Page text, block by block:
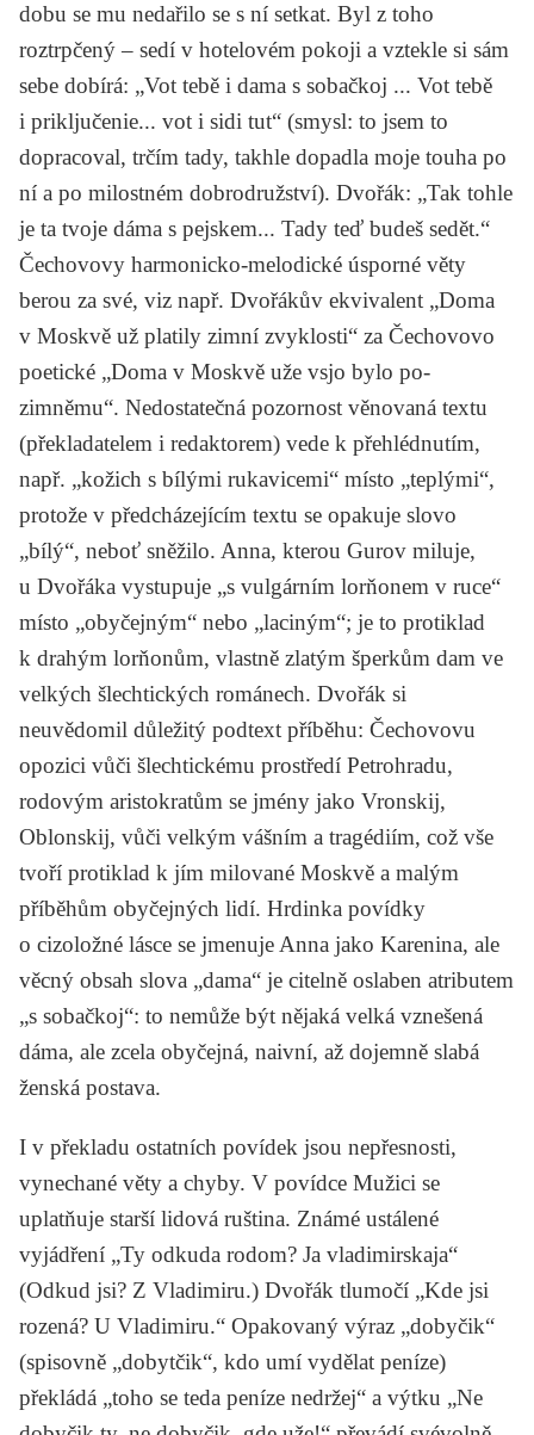
dobu se mu nedařilo se s ní setkat. Byl z toho
roztrpčený – sedí v hotelovém pokoji a vztekle si sám
sebe dobírá: „Vot tebě i dama s sobačkoj ... Vot tebě
i priključenie... vot i sidi tut“ (smysl: to jsem to
dopracoval, trčím tady, takhle dopadla moje touha po
ní a po milostném dobrodružství). Dvořák: „Tak tohle
je ta tvoje dáma s pejskem... Tady teď budeš sedět.“
Čechovovy harmonicko-melodické úsporné věty
berou za své, viz např. Dvořákův ekvivalent „Doma
v Moskvě už platily zimní zvyklosti“ za Čechovovo
poetické „Doma v Moskvě uže vsjo bylo po-
zimněmu“. Nedostatečná pozornost věnovaná textu
(překladatelem i redaktorem) vede k přehlédnutím,
např. „kožich s bílými rukavicemi“ místo „teplými“,
protože v předcházejícím textu se opakuje slovo
„bílý“, neboť sněžilo. Anna, kterou Gurov miluje,
u Dvořáka vystupuje „s vulgárním lorňonem v ruce“
místo „obyčejným“ nebo „laciným“; je to protiklad
k drahým lorňonům, vlastně zlatým šperkům dam ve
velkých šlechtických románech. Dvořák si
neuvědomil důležitý podtext příběhu: Čechovovu
opozici vůči šlechtickému prostředí Petrohradu,
rodovým aristokratům se jmény jako Vronskij,
Oblonskij, vůči velkým vášním a tragédiím, což vše
tvoří protiklad k jím milované Moskvě a malým
příběhům obyčejných lidí. Hrdinka povídky
o cizoložné lásce se jmenuje Anna jako Karenina, ale
věcný obsah slova „dama“ je citelně oslaben atributem
„s sobačkoj“: to nemůže být nějaká velká vznešená
dáma, ale zcela obyčejná, naivní, až dojemně slabá
ženská postava.
I v překladu ostatních povídek jsou nepřesnosti,
vynechané věty a chyby. V povídce Mužici se
uplatňuje starší lidová ruština. Známé ustálené
vyjádření „Ty odkuda rodom? Ja vladimirskaja“
(Odkud jsi? Z Vladimiru.) Dvořák tlumočí „Kde jsi
rozená? U Vladimiru.“ Opakovaný výraz „dobyčik“
(spisovně „dobytčik“, kdo umí vydělat peníze)
překládá „toho se teda peníze nedržej“ a výtku „Ne